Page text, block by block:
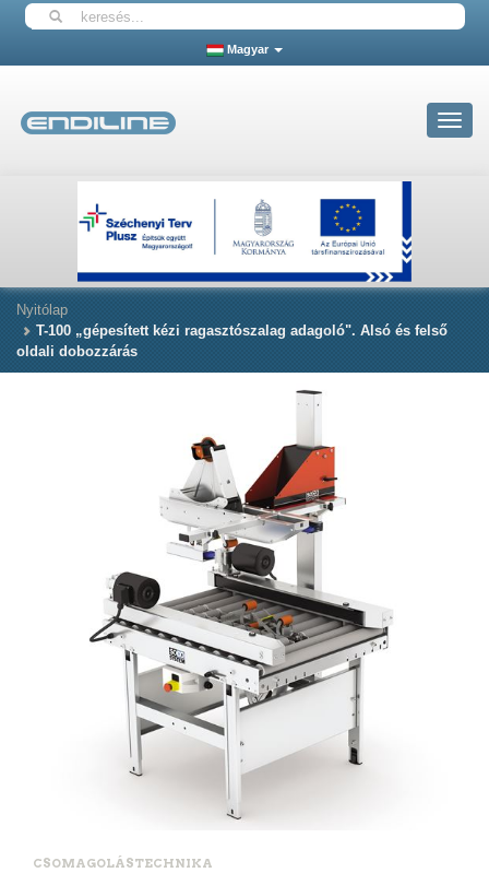
Magyar
Toggle
Nyitólap
T-100 „gépesített kézi ragasztószalag adagoló". Alsó és felső
oldali dobozzárás
CSOMAGOLÁSTECHNIKA